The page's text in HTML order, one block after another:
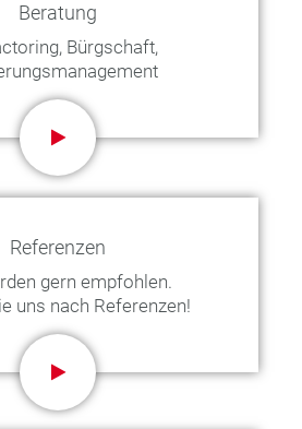
Beratung
Bürgschaft,
Referenzen
gern empfohlen.
uns nach Referenzen!